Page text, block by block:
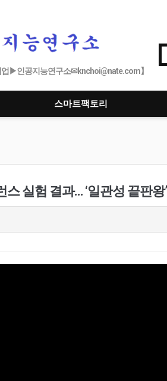
업▶인공지능연구소✉knchoi@nate.com】
스마트팩토리
실험 결과… ‘일관성 끝판왕